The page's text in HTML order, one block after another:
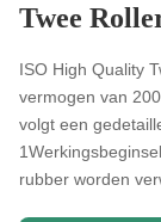
Twee
ISO High Quality
vermogen van
volgt een
rubber worden